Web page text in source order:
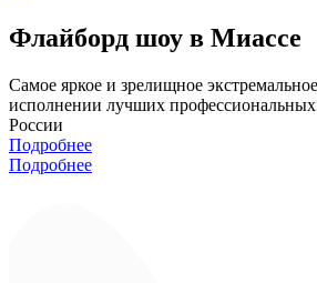
Флайборд шоу в Миассе
Самое яркое и зрелищное
исполнении лучших
России
Подробнее
Подробнее